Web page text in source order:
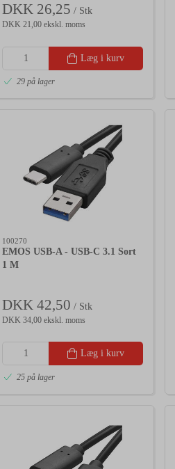
DKK 26,25 / Stk
DKK 21,00 ekskl. moms
Læg i kurv
29 på lager
100270
EMOS USB-A - USB-C 3.1 Sort
1 M
DKK 42,50 / Stk
DKK 34,00 ekskl. moms
Læg i kurv
25 på lager